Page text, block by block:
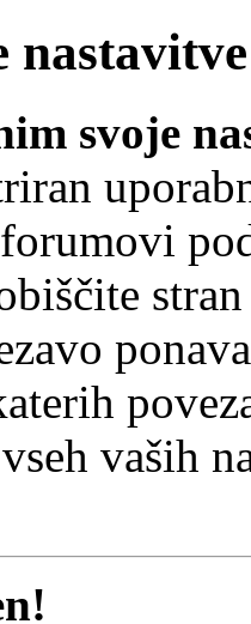
nastavitve
svoje
vaših